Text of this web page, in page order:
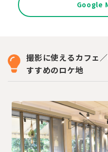
Google
撮影に使えるカフェ
すすめのロケ地